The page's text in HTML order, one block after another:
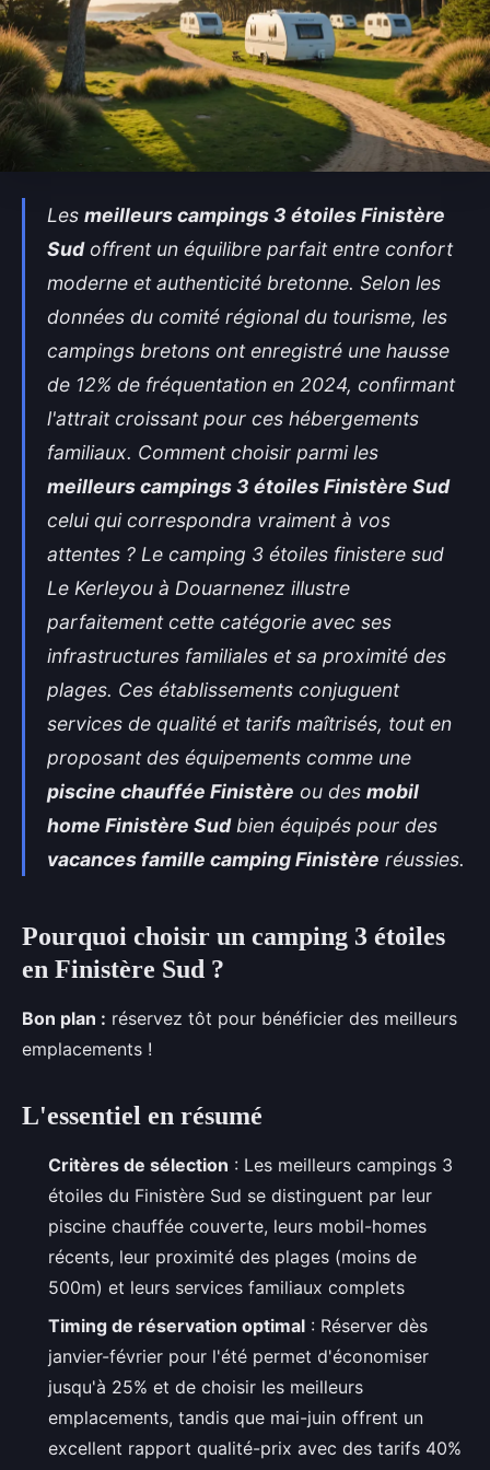
Les meilleurs campings 3 étoiles Finistère
Sudoffrent un équilibre parfait entre confort
moderne et authenticité bretonne. Selon les
données du comité régional du tourisme, les
campings bretons ont enregistré une hausse
de 12% de fréquentation en 2024, confirmant
l'attrait croissant pour ces hébergements
familiaux. Comment choisir parmi les
meilleurs campings 3 étoiles Finistère Sud
celui qui correspondra vraiment à vos
attentes ? Le camping 3 étoiles finistere sud
Le Kerleyou à Douarnenez illustre
parfaitement cette catégorie avec ses
infrastructures familiales et sa proximité des
plages. Ces établissements conjuguent
services de qualité et tarifs maîtrisés, tout en
proposant des équipements comme une
piscine chauffée Finistère ou des mobil
home Finistère Sudbien équipés pour des
vacances famille camping Finistère réussies.
Pourquoi choisir un camping 3 étoiles
en Finistère Sud ?
Bon plan : réservez tôt pour bénéficier des meilleurs
emplacements !
L'essentiel en résumé
Critères de sélection : Les meilleurs campings 3
étoiles du Finistère Sud se distinguent par leur
piscine chauffée couverte, leurs mobil-homes
récents, leur proximité des plages (moins de
500m) et leurs services familiaux complets
Timing de réservation optimal : Réserver dès
janvier-février pour l'été permet d'économiser
jusqu'à 25% et de choisir les meilleurs
emplacements, tandis que mai-juin offrent un
excellent rapport qualité-prix avec des tarifs 40%